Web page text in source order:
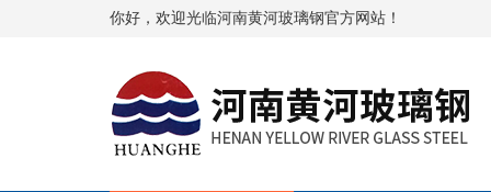
你好，欢迎光临河南黄河玻璃钢官方网站！